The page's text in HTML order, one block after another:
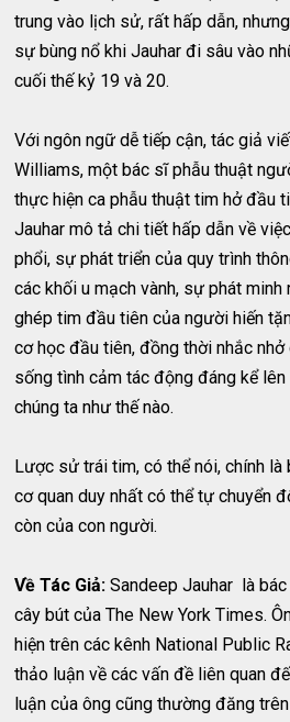
trung vào lịch sử, rất hấp dẫn,
sự bùng nổ khi Jauhar đi sâu vào
cuối thế kỷ 19 và 20.
Với ngôn ngữ dễ tiếp cận, tác giả
Williams, một bác sĩ phẫu thuật
thực hiện ca phẫu thuật tim hở đầu
Jauhar mô tả chi tiết hấp dẫn về
phổi, sự phát triển của quy trình
các khối u mạch vành, sự phát minh
ghép tim đầu tiên của người hiến
cơ học đầu tiên, đồng thời nhắc
sống tình cảm tác động đáng kể
chúng ta như thế nào.
Lược sử trái tim, có thể nói, chính
cơ quan duy nhất có thể tự chuyển
còn của con người.
Về Tác Giả:Sandeep Jauhar là
cây bút của The New York Times.
hiện trên các kênh National Public
thảo luận về các vấn đề liên quan
luận của ông cũng thường đăng